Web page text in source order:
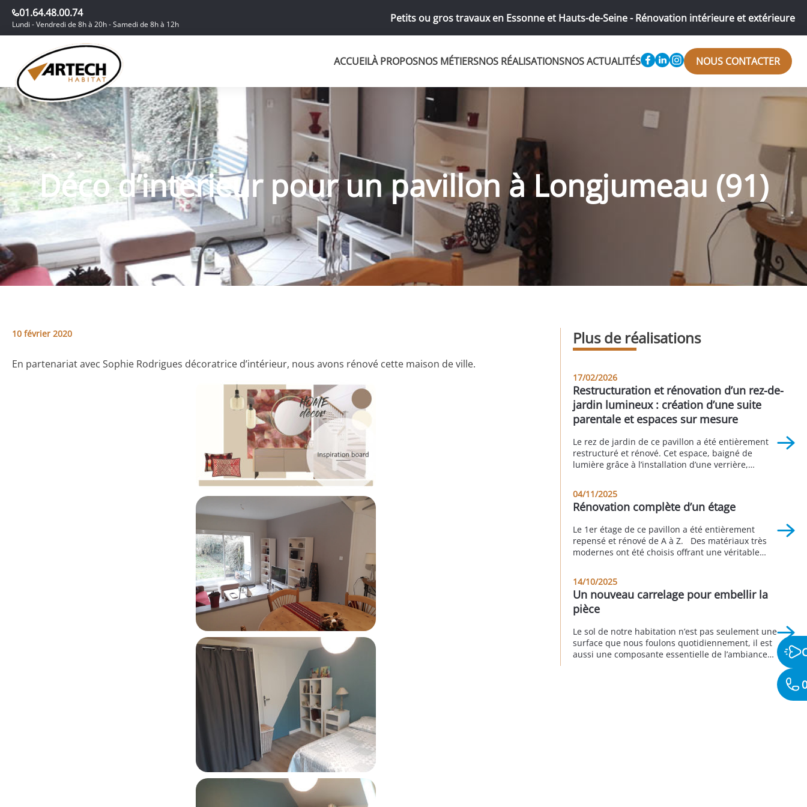
01.64.48.00.74
Lundi - Vendredi de 8h à 20h - Samedi de 8h à 12h Petits ou gros travaux en Essonne et Hauts-de-Seine - Rénovation intérieure et extérieure
ACCUEILÀ PROPOSNOS MÉTIERSNOS RÉALISATIONSNOS ACTUALITÉS NOUS CONTACTER
Déco d’intérieur pour un pavillon à Longjumeau (91)
10 février 2020
En partenariat avec Sophie Rodrigues décoratrice d’intérieur, nous avons rénové cette maison de ville.
Plus de réalisations
17/02/2026
Restructuration et rénovation d’un rez-de-
jardin lumineux : création d’une suite
parentale et espaces sur mesure
Le rez de jardin de ce pavillon a été entièrement
restructuré et rénové. Cet espace, baigné de
lumière grâce à l’installation d’une verrière,
seconde chambre et une autre salle d’eau. Cette
réalisation a été faite en partenariat avec Sophie
04/11/2025
Rénovation complète d’un étage
Le 1er étage de ce pavillon a été entièrement
repensé et rénové de A à Z. Des matériaux très
modernes ont été choisis offrant une véritable
le rendu global de ce projet. Réalisation à
Longjumeau au 3eme trimestre 2025
14/10/2025
Un nouveau carrelage pour embellir la
pièce
Le sol de notre habitation n’est pas seulement une
surface que nous foulons quotidiennement, il est
aussi une composante essentielle de l’ambiance